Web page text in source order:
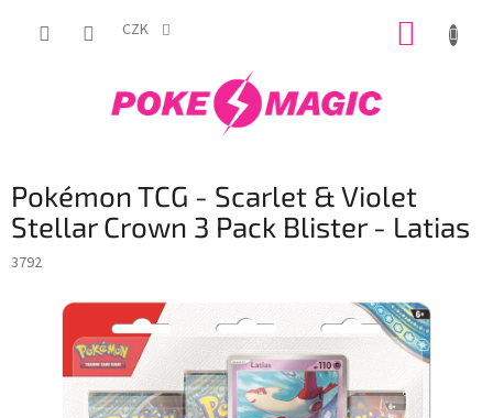
CZK
Pokémon TCG - Scarlet & Violet
Stellar Crown 3 Pack Blister - Latias
3792